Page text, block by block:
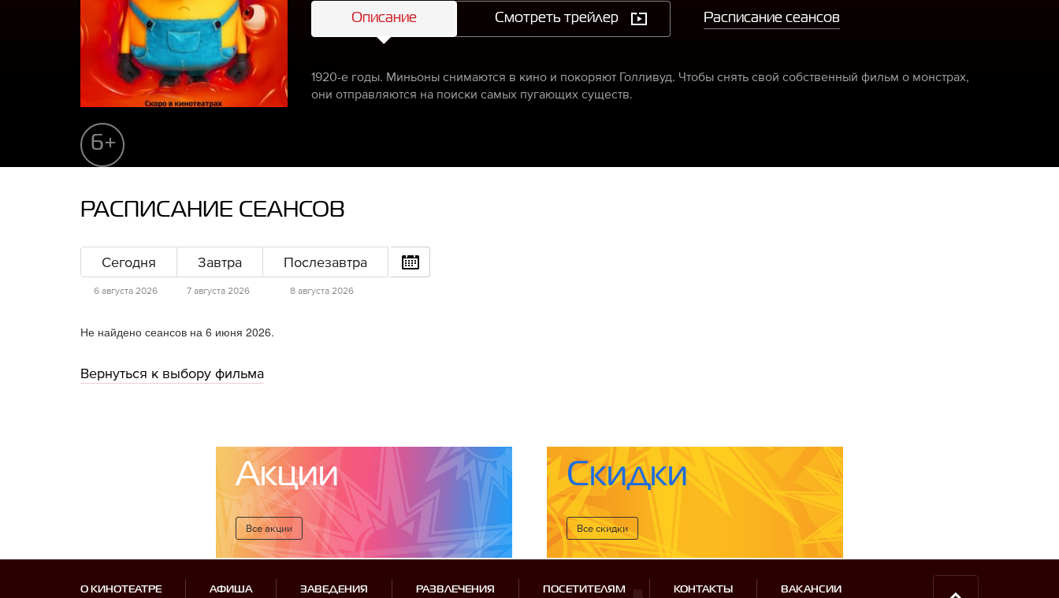
6+
Описание Смотреть трейлер Расписание сеансов
1920-е годы. Миньоны снимаются в кино и покоряют Голливуд. Чтобы снять свой собственный фильм о монстрах,
они отправляются на поиски самых пугающих существ.
РАСПИСАНИЕ СЕАНСОВ
Сегодня
6 августа 2026
Завтра
7 августа 2026
Послезавтра
8 августа 2026
Не найдено сеансов на 6 июня 2026.
Вернуться к выбору фильма
Акции
Все акции
Скидки
Все cкидки
О КИНОТЕАТРЕ АФИША ЗАВЕДЕНИЯ РАЗВЛЕЧЕНИЯ ПОСЕТИТЕЛЯМ КОНТАКТЫ ВАКАНСИИ